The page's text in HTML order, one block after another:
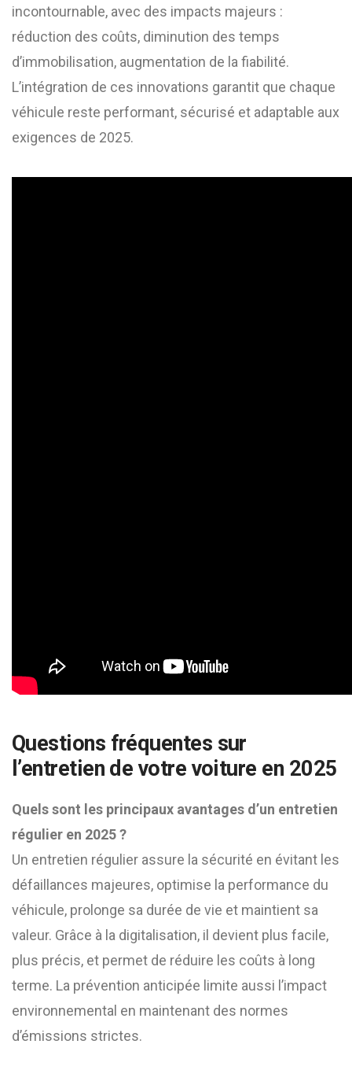
incontournable, avec des impacts majeurs :
réduction des coûts, diminution des temps
d’immobilisation, augmentation de la fiabilité.
L’intégration de ces innovations garantit que chaque
véhicule reste performant, sécurisé et adaptable aux
exigences de 2025.
Questions fréquentes sur
l’entretien de votre voiture en 2025
Quels sont les principaux avantages d’un entretien
régulier en 2025 ?
Un entretien régulier assure la sécurité en évitant les
défaillances majeures, optimise la performance du
véhicule, prolonge sa durée de vie et maintient sa
valeur. Grâce à la digitalisation, il devient plus facile,
plus précis, et permet de réduire les coûts à long
terme. La prévention anticipée limite aussi l’impact
environnemental en maintenant des normes
d’émissions strictes.